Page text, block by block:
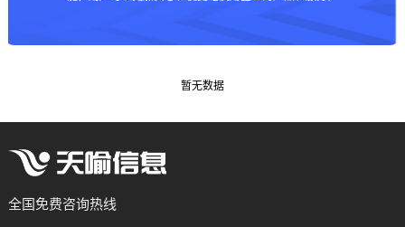
暂无数据
全国免费咨询热线